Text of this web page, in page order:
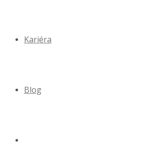
Kariéra
Blog